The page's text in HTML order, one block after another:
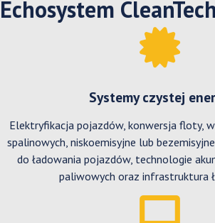
Echosystem CleanTech
Systemy czystej
Elektryfikacja pojazdów, konwersja floty,
spalinowych, niskoemisyjne lub
do ładowania pojazdów, technologie
paliwowych oraz infrastruktura